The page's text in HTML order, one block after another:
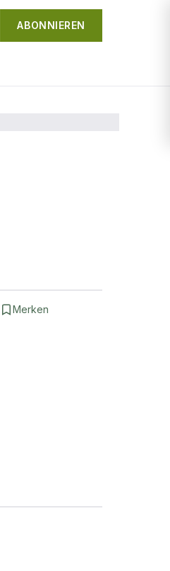
ABONNIEREN
Merken